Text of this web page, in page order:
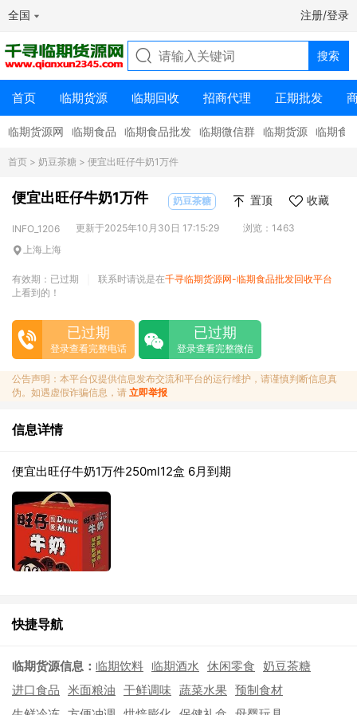
全国 注册/登录
首页 临期货源 临期回收 招商代理 正期批发
临期货源网 临期食品 临期食品批发 临期微信群 临期货源 临期食
首页 > 奶豆茶糖 > 便宜出旺仔牛奶1万件
便宜出旺仔牛奶1万件 奶豆茶糖 置顶 收藏
INFO_1206 更新于2025年10月30日 17:15:29
浏览：1463
上海上海
有效期：已过期 联系时请说是在千寻临期货源网-临期食品批发回收平台
上看到的！
已过期
登录查看完整电话
已过期
登录查看完整微信
公告声明：本平台仅提供信息发布交流和平台的运行维护，请谨慎判断信息真
伪。如遇虚假诈骗信息，请 立即举报
信息详情
便宜出旺仔牛奶1万件250ml12盒 6月到期
快捷导航
临期货源信息： 临期饮料 临期酒水 休闲零食 奶豆茶糖
进口食品 米面粮油 干鲜调味 蔬菜水果 预制食材